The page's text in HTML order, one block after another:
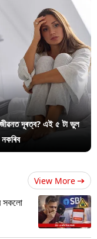
জীৱনত দূৰত্ব? এই ৫ টা ভুল
View More
সকলো